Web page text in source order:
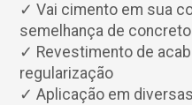
✓ Vai cimento em sua
semelhança de
✓ Revestimento de
regularização
✓ Aplicação em